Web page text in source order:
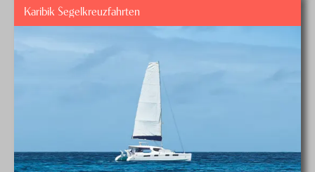
Karibik Segelkreuzfahrten